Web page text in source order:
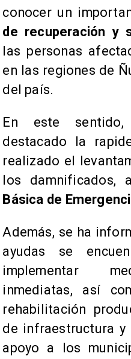
conocer un
de recuperación y
las personas
en las regiones de
del país.
En este
destacado la
realizado el
los damnificados,
Básica de
Además, se ha
ayudas se
implementar
inmediatas, así
rehabilitación
de infraestructura
apoyo a los